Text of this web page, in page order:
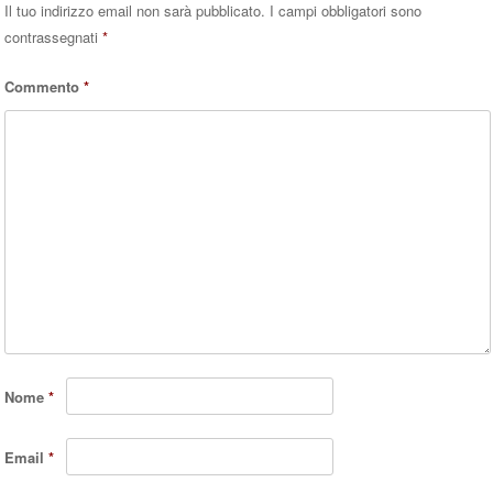
Il tuo indirizzo email non sarà pubblicato. I campi obbligatori sono
contrassegnati*
Commento*
Nome*
Email*